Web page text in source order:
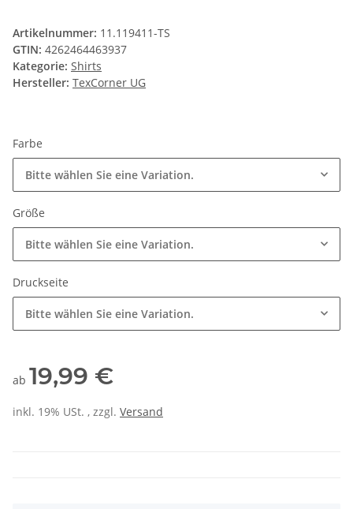
Artikelnummer: 11.119411-TS
GTIN: 4262464463937
Kategorie: Shirts
Hersteller: TexCorner UG
Farbe
Bitte wählen Sie eine Variation.
Größe
Bitte wählen Sie eine Variation.
Druckseite
Bitte wählen Sie eine Variation.
ab 19,99 €
inkl. 19% USt. , zzgl. Versand